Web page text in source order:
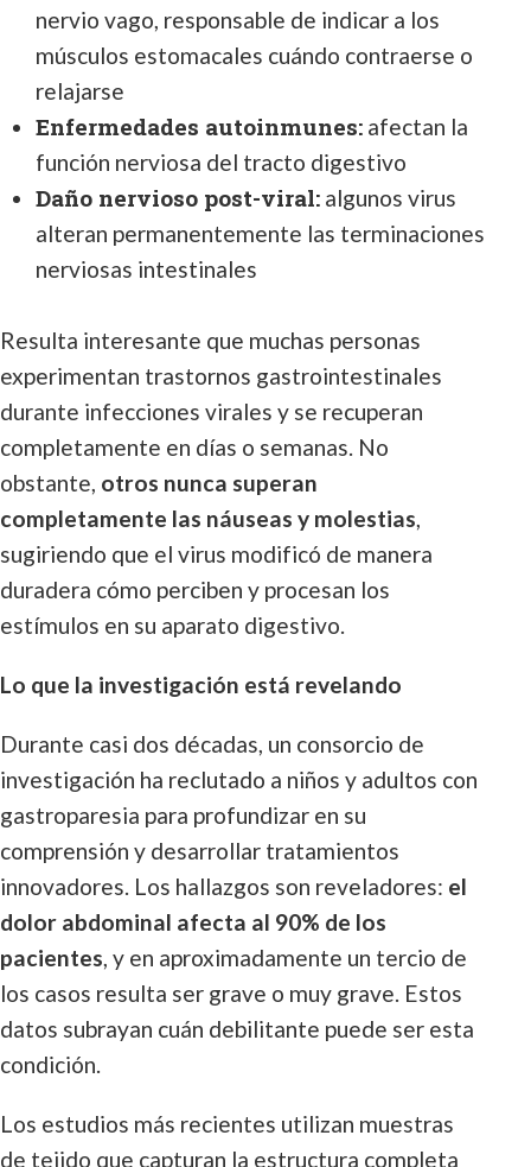
nervio vago, responsable de indicar a los
músculos estomacales cuándo contraerse o
relajarse
Enfermedades autoinmunes: afectan la
función nerviosa del tracto digestivo
Daño nervioso post-viral: algunos virus
alteran permanentemente las terminaciones
nerviosas intestinales
Resulta interesante que muchas personas
experimentan trastornos gastrointestinales
durante infecciones virales y se recuperan
completamente en días o semanas. No
obstante, otros nunca superan
completamente las náuseas y molestias,
sugiriendo que el virus modificó de manera
duradera cómo perciben y procesan los
estímulos en su aparato digestivo.
Lo que la investigación está revelando
Durante casi dos décadas, un consorcio de
investigación ha reclutado a niños y adultos con
gastroparesia para profundizar en su
comprensión y desarrollar tratamientos
innovadores. Los hallazgos son reveladores: el
dolor abdominal afecta al 90% de los
pacientes, y en aproximadamente un tercio de
los casos resulta ser grave o muy grave. Estos
datos subrayan cuán debilitante puede ser esta
condición.
Los estudios más recientes utilizan muestras
de tejido que capturan la estructura completa